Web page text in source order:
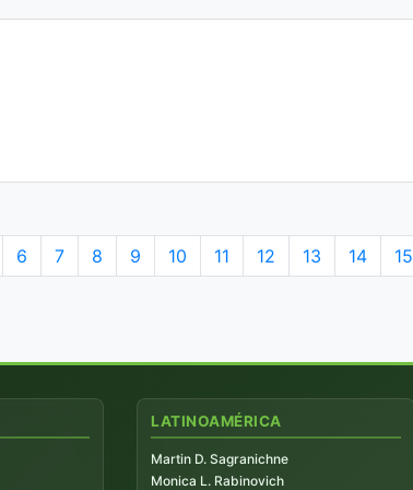
6 7 8 9 10 11 12 13 14 15
LATINOAMÉRICA
Martin D. Sagranichne
Monica L. Rabinovich